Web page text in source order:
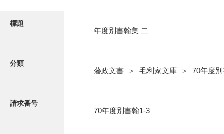
写真・絵はがき
近代刊行写真帳類
標題
年度別書翰集 二
分類
藩政文書 ＞ 毛利家文庫 ＞ 70年度別
請求番号
70年度別書翰1-3